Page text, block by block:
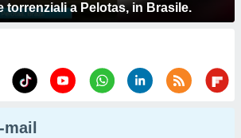
torrenziali a Pelotas, in Brasile.